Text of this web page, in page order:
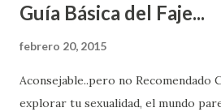
Guía Básica del Faje...
febrero 20, 2015
Aconsejable..pero no Recomendado
explorar tu sexualidad, el mundo